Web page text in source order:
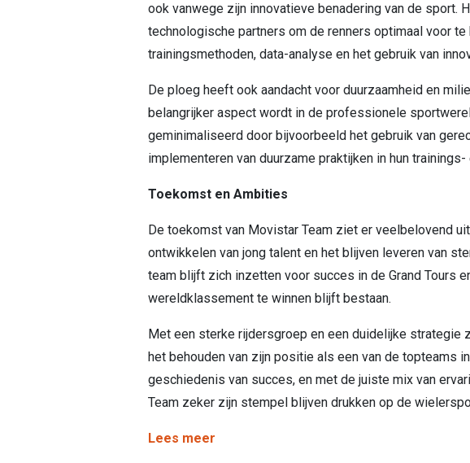
ook vanwege zijn innovatieve benadering van de sport.
technologische partners om de renners optimaal voor
trainingsmethoden, data-analyse en het gebruik van
De ploeg heeft ook aandacht voor duurzaamheid en
belangrijker aspect wordt in de professionele
geminimaliseerd door bijvoorbeeld het gebruik van
implementeren van duurzame praktijken in hun trainings-
Toekomst en Ambities
De toekomst van Movistar Team ziet er veelbelovend
ontwikkelen van jong talent en het blijven leveren van
team blijft zich inzetten voor succes in de Grand Tours
wereldklassement te winnen blijft bestaan.
Met een sterke rijdersgroep en een duidelijke strategie
het behouden van zijn positie als een van de topteams
geschiedenis van succes, en met de juiste mix van
Team zeker zijn stempel blijven drukken op de
Lees meer